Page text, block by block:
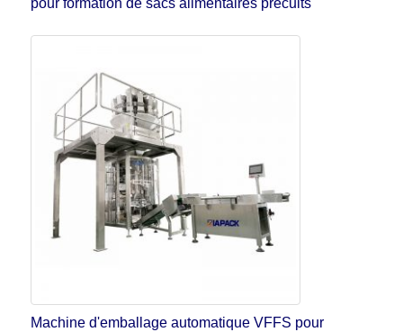
pour formation de sacs alimentaires précuits
Machine d'emballage automatique VFFS pour